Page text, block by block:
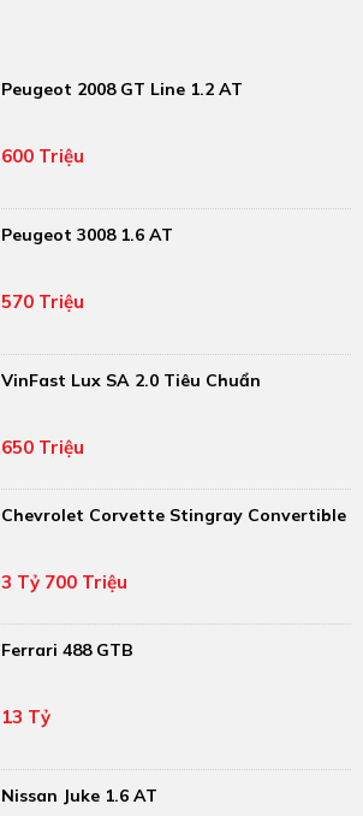
Peugeot 2008 GT Line 1.2 AT
600 Triệu
Peugeot 3008 1.6 AT
570 Triệu
VinFast Lux SA 2.0 Tiêu Chuẩn
650 Triệu
Chevrolet Corvette Stingray Convertible
3 Tỷ 700 Triệu
Ferrari 488 GTB
13 Tỷ
Nissan Juke 1.6 AT